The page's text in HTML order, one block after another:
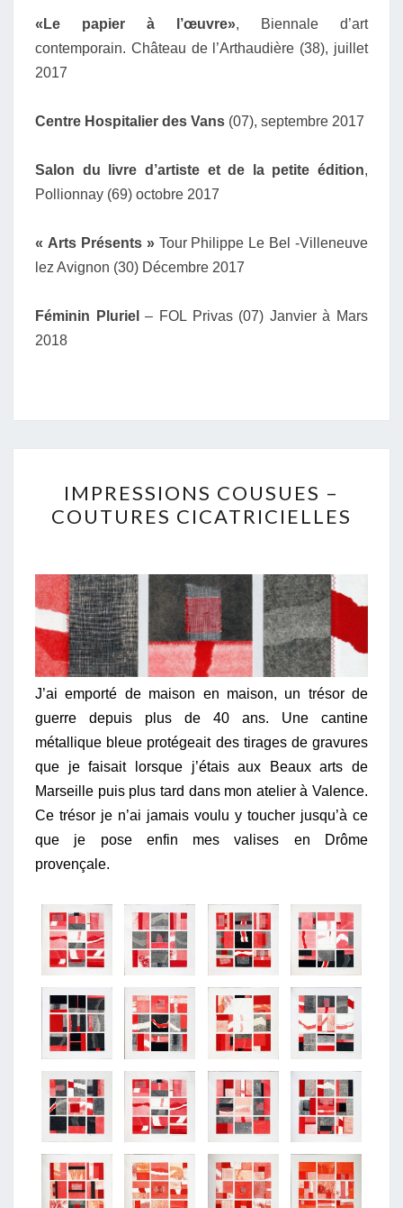
«Le papier à l’œuvre», Biennale d’art
contemporain. Château de l’Arthaudière (38), juillet
2017
Centre Hospitalier des Vans (07), septembre 2017
Salon du livre d’artiste et de la petite édition,
Pollionnay (69) octobre 2017
« Arts Présents »Tour Philippe Le Bel -Villeneuve
lez Avignon (30) Décembre 2017
Féminin Pluriel – FOL Privas (07) Janvier à Mars
2018
COUSUES
–
CICATRICIELLES
IMPRESSIONS COUSUES –
COUTURES CICATRICIELLES
J’ai emporté de maison en maison, un trésor de
guerre depuis plus de 40 ans. Une cantine
métallique bleue protégeait des tirages de gravures
que je faisait lorsque j’étais aux Beaux arts de
Marseille puis plus tard dans mon atelier à Valence.
Ce trésor je n’ai jamais voulu y toucher jusqu’à ce
que je pose enfin mes valises en Drôme
provençale.